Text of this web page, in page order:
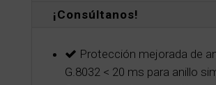
¡Consúltanos!
Protección mejorada de
G.8032 < 20 ms para anillo